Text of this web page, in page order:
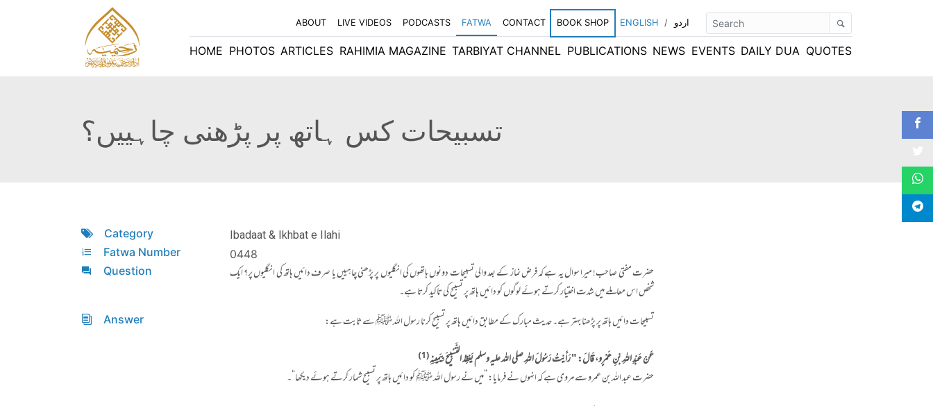
ABOUT LIVE VIDEOS PODCASTS FATWA CONTACT BOOK SHOP ENGLISH / اردو
HOME PHOTOS ARTICLES RAHIMIA MAGAZINE TARBIYAT CHANNEL PUBLICATIONS NEWS EVENTS DAILY DUA QUOTES
تسبیحات کس ہاتھ پر پڑھنی چاہییں؟
Category Ibadaat & Ikhbat e Ilahi
Fatwa Number
0448
Question
حضرت مفتی صاحب! میرا سوال یہ ہے کہ فرض نماز کے بعد والی تسبیحات دونوں ہاتھوں کی انگلیوں پر پڑھنی چاہییں یا صرف دائیں ہاتھ کی انگلیوں پر؟ ایک
شخص اس معاملے میں شدت اختیار کرتے ہوئے لوگوں کو دائیں ہاتھ پر تسبیح کی تاکید کرتا ہے۔
Answer
تسبیحات دائیں ہاتھ پر پڑھنا بہتر ہے۔ حدیث مبارک کے مطابق دائیں ہاتھ پر تسبیح کرنا رسول اللہ ﷺ سے ثابت ہے:
عَنْ عَبْدِ اللهِ بْنِ عَمْرٍو، قَالَ: " رَأَيْتُ رَسُولَ اللهِ صلى الله عليه وسلم يَعْقِدُ التَّسْبِيحَ بِيَمِينِهِ(1)
حضرت عبد اللہ بن عمرو سے مروی ہے کہ انہوں نے فرمایا: ”میں نے رسول اللہ ﷺ کو دائیں ہاتھ پر تسبیح شمار کرتے ہوئے دیکھا“۔